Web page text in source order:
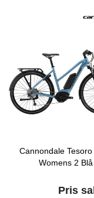
Cannondale Tesoro
Womens 2 Blå
Pris